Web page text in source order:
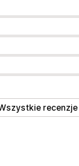
recenzje